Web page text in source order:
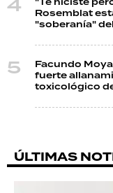
"Te hiciste
Rosemblat
"soberanía"
Facundo
fuerte
toxicológico
ÚLTIMAS